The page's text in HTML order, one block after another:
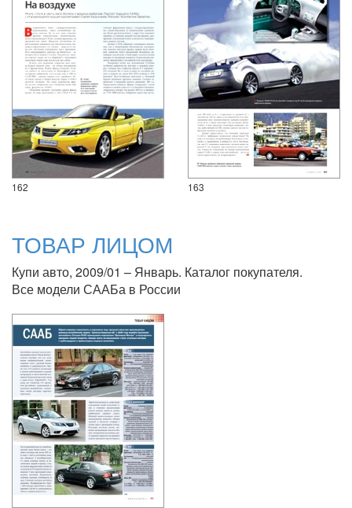
162 163
ТОВАР ЛИЦОМ
Купи авто, 2009/01 – Январь. Каталог покупателя.
Все модели СААБа в России